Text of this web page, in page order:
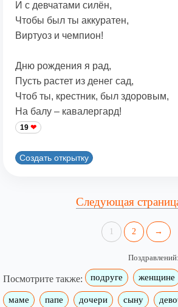
И с девчатами силён,
Чтобы был ты аккуратен,
Виртуоз и чемпион!
Дню рождения я рад,
Пусть растет из денег сад,
Чтоб ты, крестник, был здоровым,
На балу – кавалергард!
19
Создать открытку
Следующая
1 2 →
Посмотрите также: подруге женщине
маме папе дочери сыну